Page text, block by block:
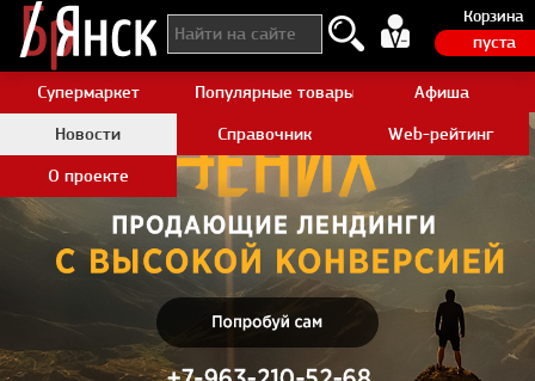
Корзина
пуста
Супермаркет Популярные товары AliexpressАфиша
Новости
Справочник
Web-рейтинг
О проекте